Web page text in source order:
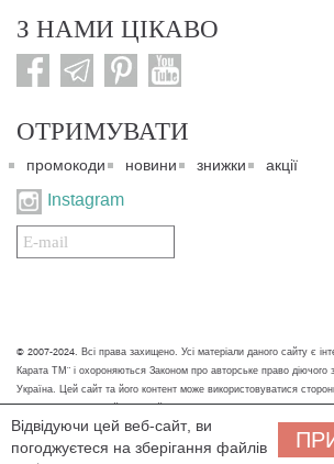
З НАМИ ЦІКАВО
ОТРИМУВАТИ
промокоди новини знижки акції
Instagram
Подписаться
на
© 2007-2024. Всі права захищено. Усі матеріали даного сайту є
Карата ТМ" і охороняються Законом про авторське право діючого
Україна. Цей сайт та його контент може використовуватися
тільки для некомерційних цілей. Будь-яке завантаження,
матеріалів даного сайту для некомерційних цілей повинно
посиланням або іншим зазначенням на джерело.
Відвідуючи цей веб-сайт, ви
погоджуєтеся на зберігання файлів